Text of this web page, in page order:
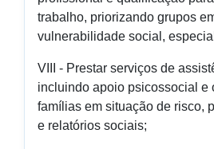
trabalho, priorizando grupos
vulnerabilidade social,
VIII - Prestar serviços de
incluindo apoio psicossocial e
famílias em situação de risco,
e relatórios sociais;